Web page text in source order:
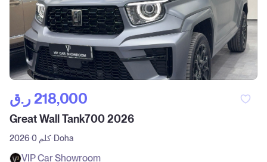
ر.ق‎ 218,000
Great Wall Tank700 2026
2026 0 كلم Doha
VIP Car Showroom